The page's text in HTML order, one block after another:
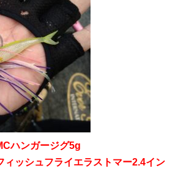
ハンガージグ5g
ィッシュフライエラストマー2.4イン